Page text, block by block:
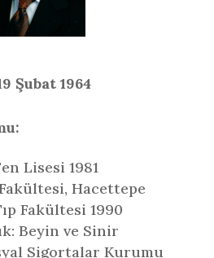
Şubat 1964
Lisesi 1981
Hacettepe
Fakültesi 1990
Beyin ve Sinir
Sigortalar Kurumu